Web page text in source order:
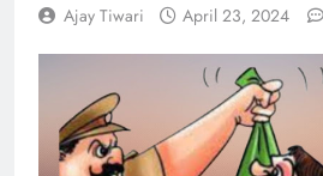
Ajay Tiwari April 23, 2024